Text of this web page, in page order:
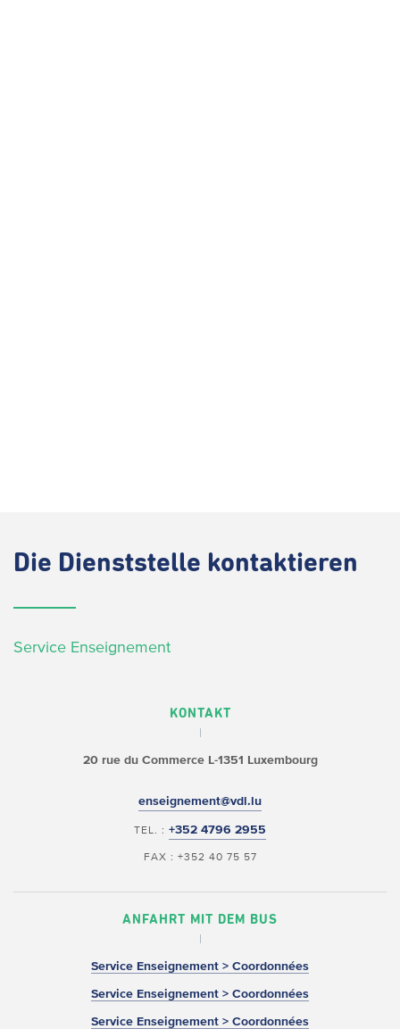
Die Dienststelle kontaktieren
Service Enseignement
KONTAKT
20 rue du CommerceL-1351 Luxembourg
enseignement@vdl.lu
TEL. : +352 4796 2955
FAX : +352 40 75 57
ANFAHRT MIT DEM BUS
Service Enseignement > Coordonnées
Service Enseignement > Coordonnées
Service Enseignement > Coordonnées